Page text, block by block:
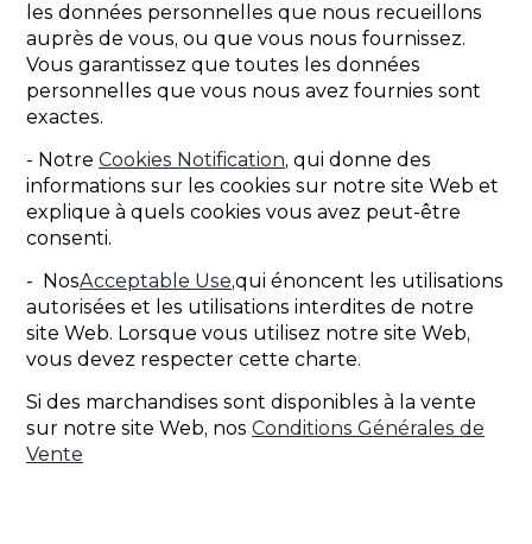
les données personnelles que nous recueillons
auprès de vous, ou que vous nous fournissez.
Vous garantissez que toutes les données
personnelles que vous nous avez fournies sont
exactes.
- Notre Cookies Notification, qui donne des
informations sur les cookies sur notre site Web et
explique à quels cookies vous avez peut-être
consenti.
- NosAcceptable Use,qui énoncent les utilisations
autorisées et les utilisations interdites de notre
site Web. Lorsque vous utilisez notre site Web,
vous devez respecter cette charte.
Si des marchandises sont disponibles à la vente
sur notre site Web, nos Conditions Générales de
Vente